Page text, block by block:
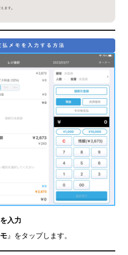
入力
』をタップします。